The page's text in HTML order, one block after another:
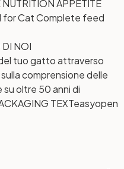
APPETITE
for Cat Complete feed
NOI
tuo gatto attraverso
comprensione delle
oltre 50 anni di
TEXTeasyopen